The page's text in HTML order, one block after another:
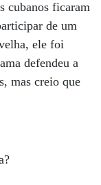
cubanos ficaram
de um
ele foi
defendeu a
mas creio que